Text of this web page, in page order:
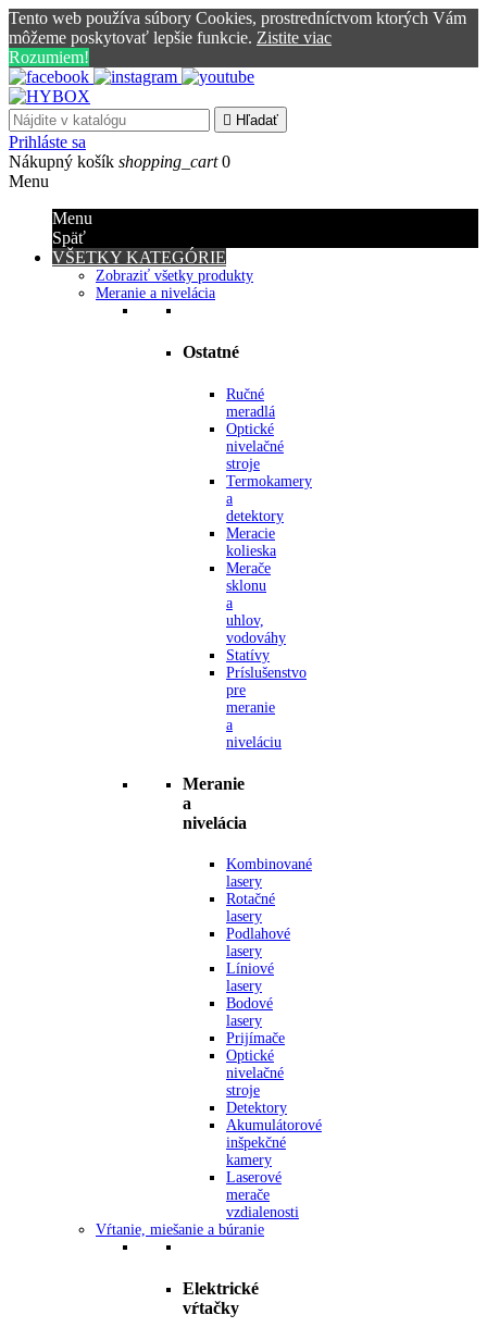
Tento web používa súbory Cookies, prostredníctvom ktorých Vám
môžeme poskytovať lepšie funkcie. Zistite viac
Rozumiem!
 Hľadať
Prihláste sa
Nákupný košík shopping_cart 0
Menu
Menu
Späť
VŠETKY KATEGÓRIE
Zobraziť všetky produkty
Meranie a nivelácia
Ostatné
Ručné
meradlá
Optické
nivelačné
stroje
Termokamery
a
detektory
Meracie
kolieska
Merače
sklonu
a
uhlov,
vodováhy
Statívy
Príslušenstvo
pre
meranie
a
niveláciu
Meranie
a
nivelácia
Kombinované
lasery
Rotačné
lasery
Podlahové
lasery
Líniové
lasery
Bodové
lasery
Prijímače
Optické
nivelačné
stroje
Detektory
Akumulátorové
inšpekčné
kamery
Laserové
merače
vzdialenosti
Vŕtanie, miešanie a búranie
Elektrické
vŕtačky